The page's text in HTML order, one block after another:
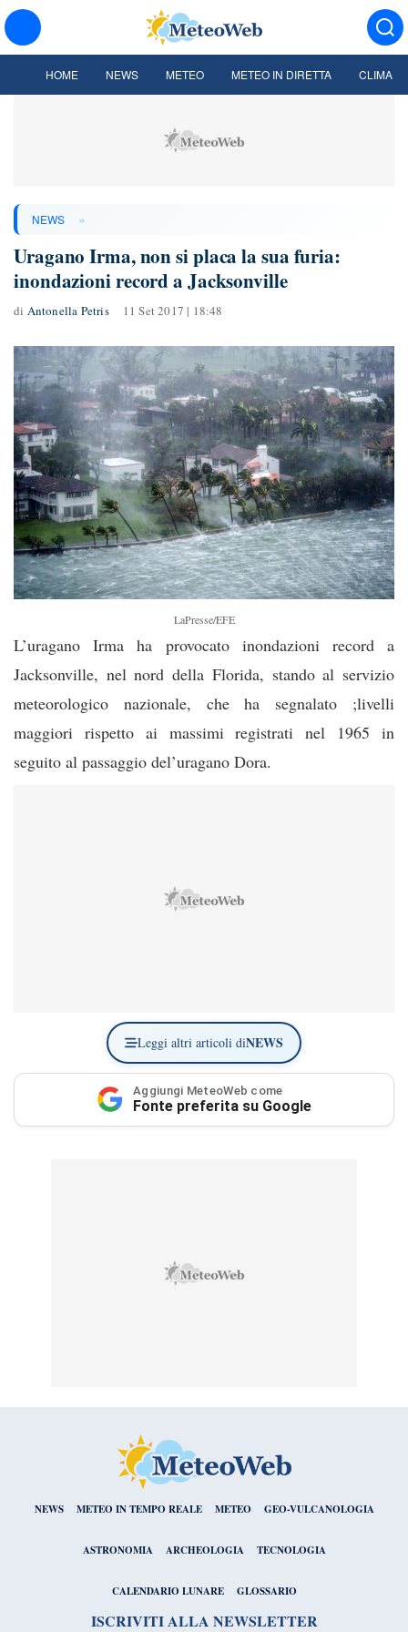
HOME NEWS METEO METEO IN DIRETTA CLIMA
NEWS »
Uragano Irma, non si placa la sua furia:
inondazioni record a Jacksonville
di Antonella Petris 11 Set 2017 | 18:48
LaPresse/EFE
L’uragano Irma ha provocato inondazioni record a
Jacksonville, nel nord della Florida, stando al servizio
meteorologico nazionale, che ha segnalato ;livelli
maggiori rispetto ai massimi registrati nel 1965 in
seguito al passaggio del’uragano Dora.
Leggi altri articoli diNEWS
Aggiungi MeteoWeb come
Fonte preferita su Google
NEWS METEO IN TEMPO REALE METEO GEO-VULCANOLOGIA
ASTRONOMIA ARCHEOLOGIA TECNOLOGIA
CALENDARIO LUNARE GLOSSARIO
ISCRIVITI ALLA NEWSLETTER